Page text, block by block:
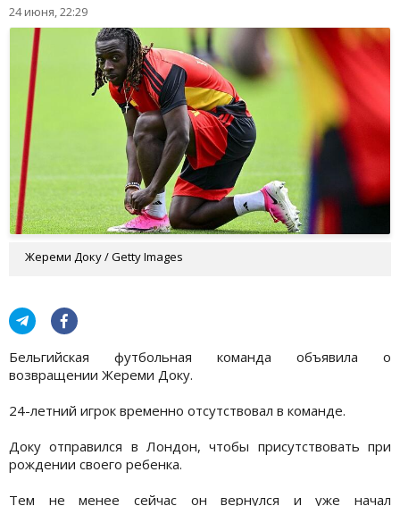
24 июня, 22:29
Жереми Доку / Getty Images
Бельгийская футбольная команда объявила о
возвращении Жереми Доку.
24-летний игрок временно отсутствовал в команде.
Доку отправился в Лондон, чтобы присутствовать при
рождении своего ребенка.
Тем не менее сейчас он вернулся и уже начал